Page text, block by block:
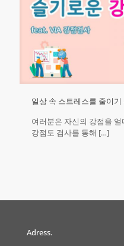
일상 속 스트레스를 줄이
여러분은 자신의 강점을
강점도 검사를 통해 […]
Adress.